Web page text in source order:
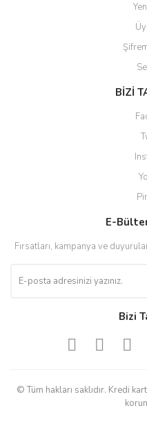
BİZİ
E-
Fırsatları, kampanya ve
Bizi
© Tüm hakları saklıdır. Kredi